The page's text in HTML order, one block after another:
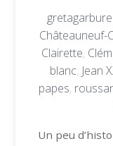
gretagarbure
Châteauneuf-
Clairette,
blanc, Jean
papes,
Un peu